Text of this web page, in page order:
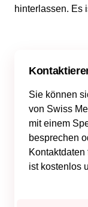
hinterlassen. Es
Sie können
von Swiss
mit einem
besprechen
ist kostenlos